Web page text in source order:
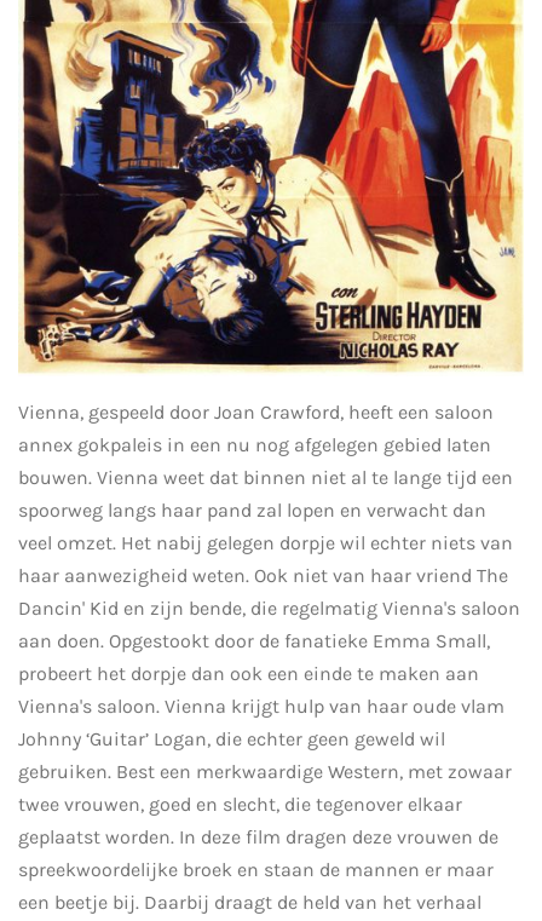
Vienna, gespeeld door Joan Crawford, heeft een saloon
annex gokpaleis in een nu nog afgelegen gebied laten
bouwen. Vienna weet dat binnen niet al te lange tijd een
spoorweg langs haar pand zal lopen en verwacht dan
veel omzet. Het nabij gelegen dorpje wil echter niets van
haar aanwezigheid weten. Ook niet van haar vriend The
Dancin' Kid en zijn bende, die regelmatig Vienna's saloon
aan doen. Opgestookt door de fanatieke Emma Small,
probeert het dorpje dan ook een einde te maken aan
Vienna's saloon. Vienna krijgt hulp van haar oude vlam
Johnny ‘Guitar’ Logan, die echter geen geweld wil
gebruiken. Best een merkwaardige Western, met zowaar
twee vrouwen, goed en slecht, die tegenover elkaar
geplaatst worden. In deze film dragen deze vrouwen de
spreekwoordelijke broek en staan de mannen er maar
een beetje bij. Daarbij draagt de held van het verhaal